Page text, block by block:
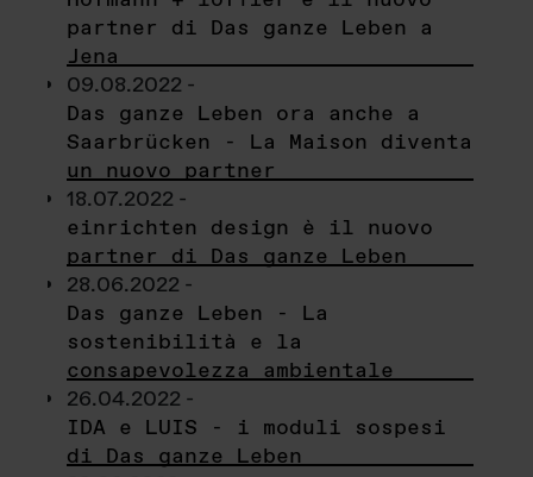
partner di Das ganze Leben a
Jena
09.08.2022 -
Das ganze Leben ora anche a
Saarbrücken - La Maison diventa
un nuovo partner
18.07.2022 -
einrichten design è il nuovo
partner di Das ganze Leben
28.06.2022 -
Das ganze Leben - La
sostenibilità e la
consapevolezza ambientale
26.04.2022 -
IDA e LUIS - i moduli sospesi
di Das ganze Leben